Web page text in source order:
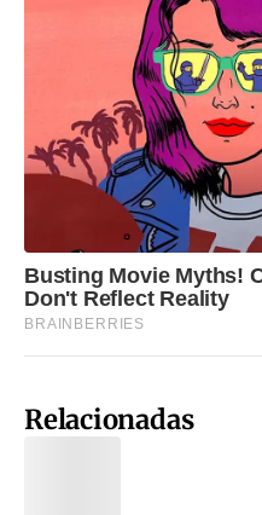
Relacionadas